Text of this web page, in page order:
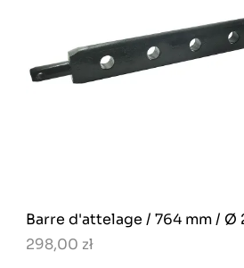
Barre d'attelage / 764 mm / Ø
298,00 zł